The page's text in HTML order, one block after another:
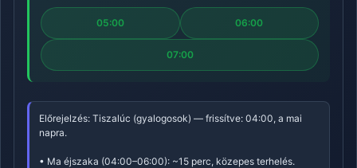
05:00 06:00
07:00
Előrejelzés: Tiszalúc (gyalogosok) — frissítve: 04:00, a mai
napra.
• Ma éjszaka (04:00–06:00): ~15 perc, közepes terhelés.